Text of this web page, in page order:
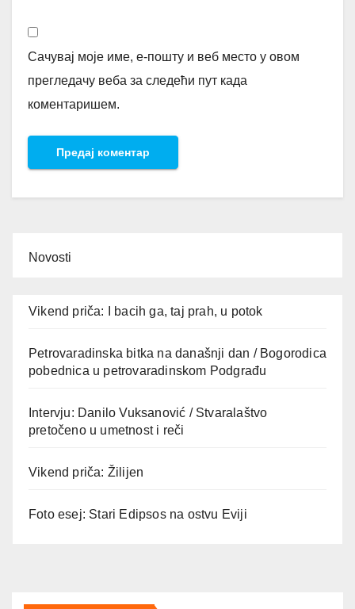
Сачувај моје име, е-пошту и веб место у овом
прегледачу веба за следећи пут када
коментаришем.
Novosti
Vikend priča: I bacih ga, taj prah, u potok
Petrovaradinska bitka na današnji dan / Bogorodica
pobednica u petrovaradinskom Podgrađu
Intervju: Danilo Vuksanović / Stvaralaštvo
pretočeno u umetnost i reči
Vikend priča: Žilijen
Foto esej: Stari Edipsos na ostvu Eviji